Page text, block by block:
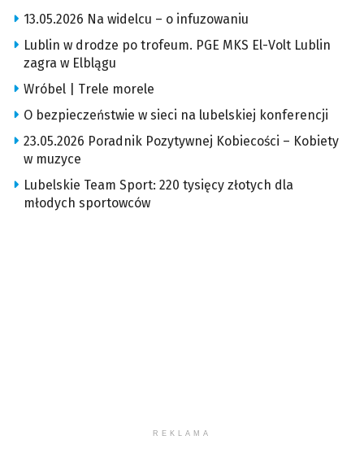
13.05.2026 Na widelcu – o infuzowaniu
Lublin w drodze po trofeum. PGE MKS El-Volt Lublin
zagra w Elblągu
Wróbel | Trele morele
O bezpieczeństwie w sieci na lubelskiej konferencji
23.05.2026 Poradnik Pozytywnej Kobiecości – Kobiety
w muzyce
Lubelskie Team Sport: 220 tysięcy złotych dla
młodych sportowców
REKLAMA